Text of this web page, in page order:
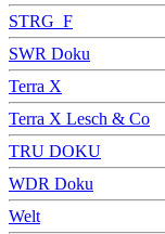
STRG_F
SWR Doku
Terra X
Terra X Lesch & Co
TRU DOKU
WDR Doku
Welt